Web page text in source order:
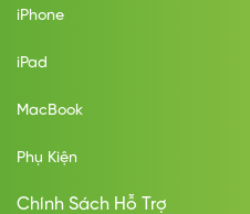
Thiết kế & trọng lượng
Thiết kế
iPhone
iPad
MacBook
Phụ Kiện
Chính Sách Hỗ Trợ